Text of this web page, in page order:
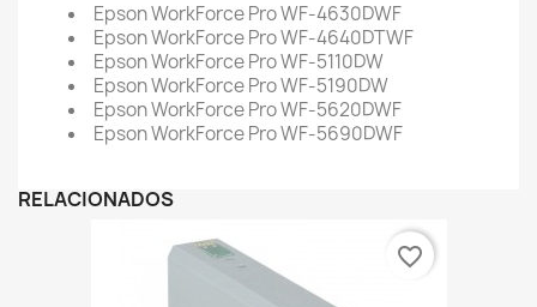
Epson WorkForce Pro WF-4630DWF
Epson WorkForce Pro WF-4640DTWF
Epson WorkForce Pro WF-5110DW
Epson WorkForce Pro WF-5190DW
Epson WorkForce Pro WF-5620DWF
Epson WorkForce Pro WF-5690DWF
RELACIONADOS
favorite_border